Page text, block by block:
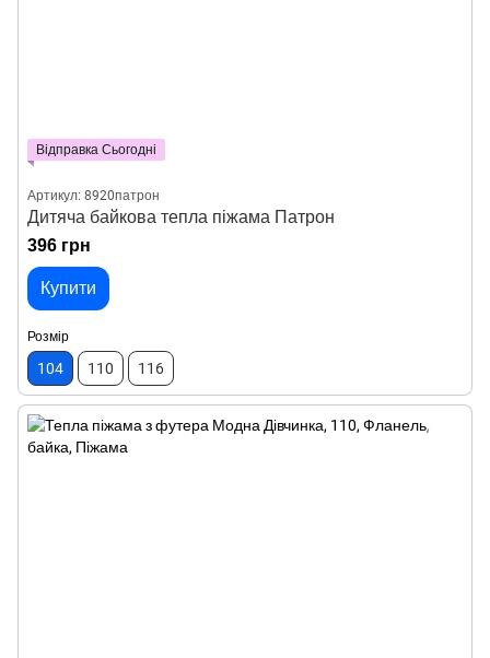
Відправка Сьогодні
Артикул: 8920патрон
Дитяча байкова тепла піжама Патрон
396 грн
Купити
Розмір
104 110 116